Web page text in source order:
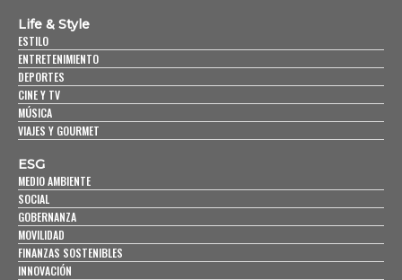
Life & Style
ESTILO
ENTRETENIMIENTO
DEPORTES
CINE Y TV
MÚSICA
VIAJES Y GOURMET
ESG
MEDIO AMBIENTE
SOCIAL
GOBERNANZA
MOVILIDAD
FINANZAS SOSTENIBLES
INNOVACIÓN